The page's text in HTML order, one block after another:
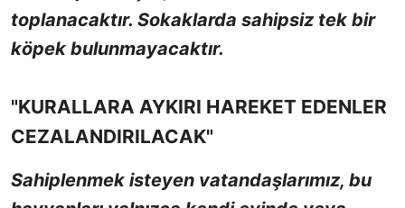
toplanacaktır. Sokaklarda sahipsiz tek bir
köpek bulunmayacaktır.
"KURALLARA AYKIRI HAREKET EDENLER
CEZALANDIRILACAK"
Sahiplenmek isteyen vatandaşlarımız, bu